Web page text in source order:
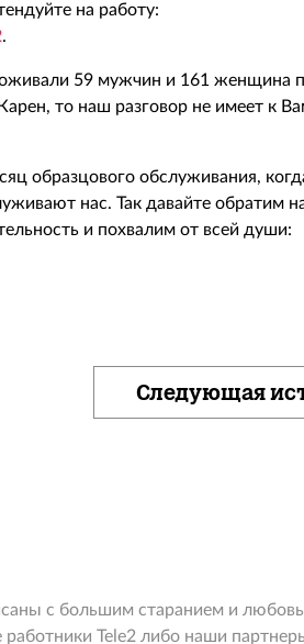
на работу:
.
59 мужчин и 161 женщина
то наш разговор не имеет к
образцового обслуживания,
нас. Так давайте обратим
и похвалим от всей души:
Следующая
с большим старанием и
Tele2 либо наши